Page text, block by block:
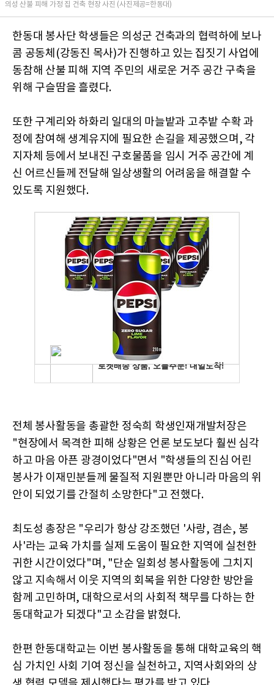
의성 산불 피해 가정 집 건축 현장 사진 (사진제공=한동대)
한동대 봉사단 학생들은 의성군 건축과의 협력하에 보나
콤 공동체(강동진 목사)가 진행하고 있는 집짓기 사업에
동참해 산불 피해 지역 주민의 새로운 거주 공간 구축을
위해 구슬땀을 흘렸다.
또한 구계리와 하화리 일대의 마늘밭과 고추밭 수확 과
정에 참여해 생계유지에 필요한 손길을 제공했으며, 각
지자체 등에서 보내진 구호물품을 임시 거주 공간에 계
신 어르신들께 전달해 일상생활의 어려움을 해결할 수
있도록 지원했다.
전체 봉사활동을 총괄한 정숙희 학생인재개발처장은
"현장에서 목격한 피해 상황은 언론 보도보다 훨씬 심각
하고 마음 아픈 광경이었다"면서 "학생들의 진심 어린
봉사가 이재민분들께 물질적 지원뿐만 아니라 마음의 위
안이 되었기를 간절히 소망한다"고 전했다.
최도성 총장은 "우리가 항상 강조했던 '사랑, 겸손, 봉
사'라는 교육 가치를 실제 도움이 필요한 지역에 실천한
귀한 시간이었다"며, "단순 일회성 봉사활동에 그치지
않고 지속해서 이웃 지역의 회복을 위한 다양한 방안을
함께 고민하며, 대학으로서의 사회적 책무를 다하는 한
동대학교가 되겠다"고 소감을 밝혔다.
한편 한동대학교는 이번 봉사활동을 통해 대학교육의 핵
심 가치인 사회 기여 정신을 실천하고, 지역사회와의 상